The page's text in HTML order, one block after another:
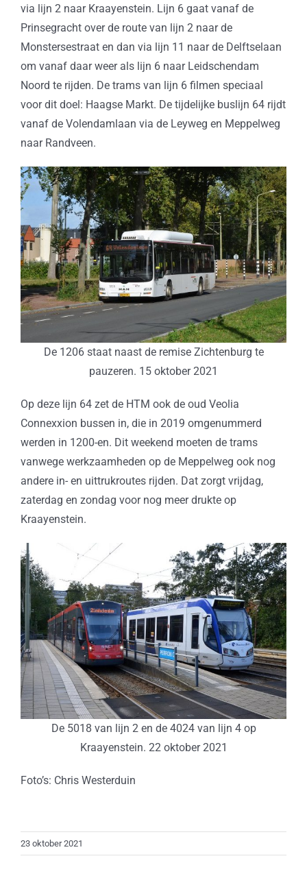
via lijn 2 naar Kraayenstein. Lijn 6 gaat vanaf de
Prinsegracht over de route van lijn 2 naar de
Monstersestraat en dan via lijn 11 naar de Delftselaan
om vanaf daar weer als lijn 6 naar Leidschendam
Noord te rijden. De trams van lijn 6 filmen speciaal
voor dit doel: Haagse Markt. De tijdelijke buslijn 64 rijdt
vanaf de Volendamlaan via de Leyweg en Meppelweg
naar Randveen.
De 1206 staat naast de remise Zichtenburg te
pauzeren. 15 oktober 2021
Op deze lijn 64 zet de HTM ook de oud Veolia
Connexxion bussen in, die in 2019 omgenummerd
werden in 1200-en. Dit weekend moeten de trams
vanwege werkzaamheden op de Meppelweg ook nog
andere in- en uittrukroutes rijden. Dat zorgt vrijdag,
zaterdag en zondag voor nog meer drukte op
Kraayenstein.
De 5018 van lijn 2 en de 4024 van lijn 4 op
Kraayenstein. 22 oktober 2021
Foto’s: Chris Westerduin
23 oktober 2021